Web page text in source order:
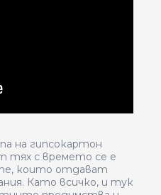
на гипсокартон
тях с времето се е
които отдават
Като всичко, и тук